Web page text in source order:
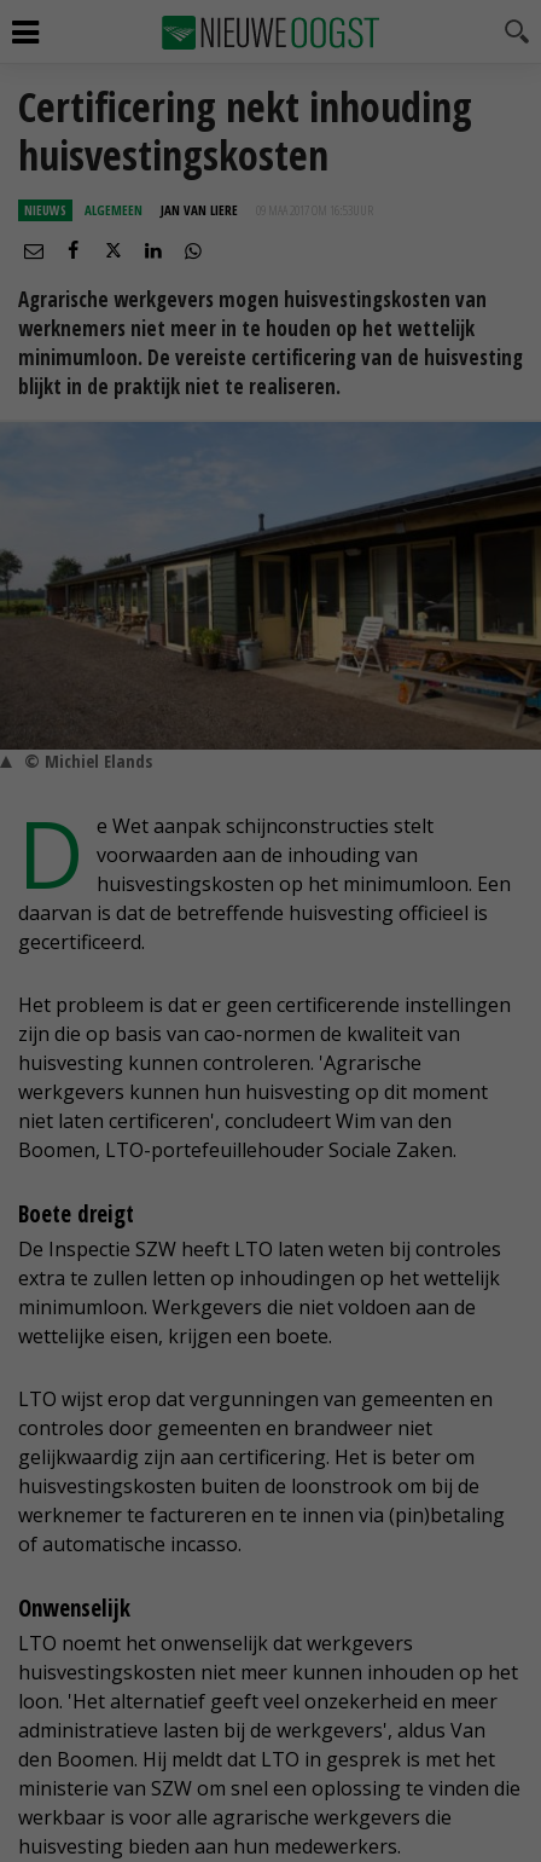
Certificering nekt inhouding
huisvestingskosten
NIEUWS ALGEMEEN JAN VAN LIERE 09 MAA 2017 OM 16:53
Agrarische werkgevers mogen huisvestingskosten van
werknemers niet meer in te houden op het wettelijk
minimumloon. De vereiste certificering van de huisvesting
blijkt in de praktijk niet te realiseren.
© Michiel Elands
D
e Wet aanpak schijnconstructies stelt
voorwaarden aan de inhouding van
huisvestingskosten op het minimumloon. Een
daarvan is dat de betreffende huisvesting officieel is
gecertificeerd.
Het probleem is dat er geen certificerende instellingen
zijn die op basis van cao-normen de kwaliteit van
huisvesting kunnen controleren. 'Agrarische
werkgevers kunnen hun huisvesting op dit moment
niet laten certificeren', concludeert Wim van den
Boomen, LTO-portefeuillehouder Sociale Zaken.
Boete dreigt
De Inspectie SZW heeft LTO laten weten bij controles
extra te zullen letten op inhoudingen op het wettelijk
minimumloon. Werkgevers die niet voldoen aan de
wettelijke eisen, krijgen een boete.
LTO wijst erop dat vergunningen van gemeenten en
controles door gemeenten en brandweer niet
gelijkwaardig zijn aan certificering. Het is beter om
huisvestingskosten buiten de loonstrook om bij de
werknemer te factureren en te innen via (pin)betaling
of automatische incasso.
Onwenselijk
LTO noemt het onwenselijk dat werkgevers
huisvestingskosten niet meer kunnen inhouden op het
loon. 'Het alternatief geeft veel onzekerheid en meer
administratieve lasten bij de werkgevers', aldus Van
den Boomen. Hij meldt dat LTO in gesprek is met het
ministerie van SZW om snel een oplossing te vinden die
werkbaar is voor alle agrarische werkgevers die
huisvesting bieden aan hun medewerkers.